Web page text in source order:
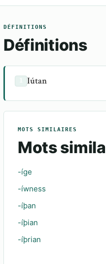
DÉFINITIONS
Définitions
Iútan
MOTS SIMILAIRES
Mots
-íge
-íwness
-íþan
-íþian
-íþrian